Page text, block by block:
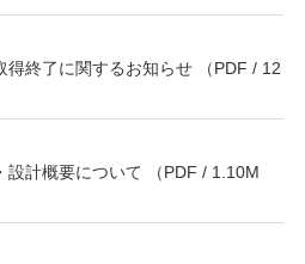
得終了に関するお知らせ （PDF / 12
設計概要について （PDF / 1.10M